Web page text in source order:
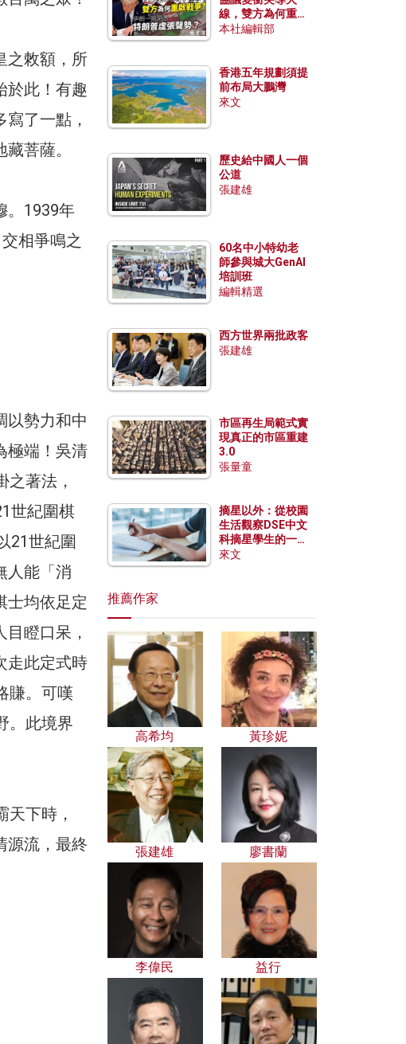
之敇額，所
於此！有趣
了一點，
菩薩。
。1939年
相爭鳴之
以勢力和中
極端！吳清
著法，
世紀圍棋
21世紀圍
人能「消
士均依足定
瞪口呆，
走此定式時
賺。可嘆
。此境界
下時，
源流，最終
線，雙方為何重啟
戰爭？伊朗一早洞
本社編輯部
香港五年規劃須提
前布局大鵬灣
來文
歷史給中國人一個
公道
張建雄
60名中小特幼老
師參與城大GenAI
培訓班
編輯精選
西方世界兩批政客
張建雄
市區再生局範式實
現真正的市區重建
3.0
張量童
摘星以外：從校園
生活觀察DSE中文
科摘星學生的一點
特質
來文
推薦作家
高希均 黃珍妮
張建雄 廖書蘭
李偉民 益行